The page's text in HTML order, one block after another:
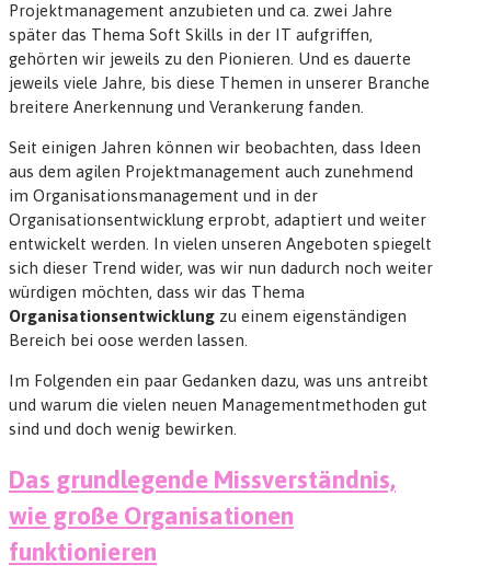
Projektmanagement anzubieten und ca. zwei Jahre
später das Thema Soft Skills in der IT aufgriffen,
gehörten wir jeweils zu den Pionieren. Und es dauerte
jeweils viele Jahre, bis diese Themen in unserer Branche
breitere Anerkennung und Verankerung fanden.
Seit einigen Jahren können wir beobachten, dass Ideen
aus dem agilen Projektmanagement auch zunehmend
im Organisationsmanagement und in der
Organisationsentwicklung erprobt, adaptiert und weiter
entwickelt werden. In vielen unseren Angeboten spiegelt
sich dieser Trend wider, was wir nun dadurch noch weiter
würdigen möchten, dass wir das Thema
Organisationsentwicklung zu einem eigenständigen
Bereich bei oose werden lassen.
Im Folgenden ein paar Gedanken dazu, was uns antreibt
und warum die vielen neuen Managementmethoden gut
sind und doch wenig bewirken.
Das grundlegende Missverständnis,
wie große Organisationen
funktionieren